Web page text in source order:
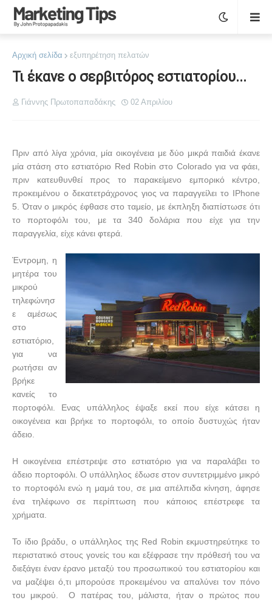
Αρχική σελίδα εξυπηρέτηση πελατών
Τι έκανε ο σερβιτόρος εστιατορίου...
Γιάννης Πρωτοπαπαδάκης 02 Απριλίου
Πριν από λίγα χρόνια, μία οικογένεια με δύο μικρά παιδιά έκανε
μία στάση στο εστιατόριο Red Robin στο Colorado για να φάει
πριν κατευθυνθεί προς το παρακείμενο εμπορικό κέντρο,
προκειμένου ο δεκατετράχρονος γιος να παραγγείλει το IPhone
5. Όταν ο μικρός έφθασε στο ταμείο, με έκπληξη διαπίστωσε ότι
το πορτοφόλι του, με τα 340 δολάρια που είχε για την
παραγγελία, είχε κάνει φτερά.
Έντρομη, η
μητέρα του
μικρού
τηλεφώνησ
ε αμέσως
στο
εστιατόριο,
για να
ρωτήσει αν
βρήκε
κανείς το
πορτοφόλι. Ενας υπάλληλος έψαξε εκεί που είχε κάτσει η
οικογένεια και βρήκε το πορτοφόλι, το οποίο δυστυχώς ήταν
άδειο.
Η οικογένεια επέστρεψε στο εστιατόριο για να παραλάβει το
άδειο πορτοφόλι. Ο υπάλληλος έδωσε στον συντετριμμένο μικρό
το πορτοφόλι ενώ η μαμά του, σε μια απέλπιδα κίνηση, άφησε
ένα τηλέφωνο σε περίπτωση που κάποιος επέστρεφε τα
χρήματα.
Το ίδιο βράδυ, ο υπάλληλος της Red Robin εκμυστηρεύτηκε το
περιστατικό στους γονείς του και εξέφρασε την πρόθεσή του να
διεξάγει έναν έρανο μεταξύ του προσωπικού του εστιατορίου και
να μαζέψει ό,τι μπορούσε προκειμένου να απαλύνει τον πόνο
του μικρού.
Ο πατέρας του, μάλιστα, ήταν ο πρώτος που